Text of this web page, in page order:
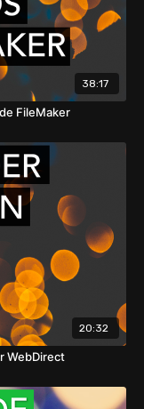
38:17
FileMaker
20:32
WebDirect